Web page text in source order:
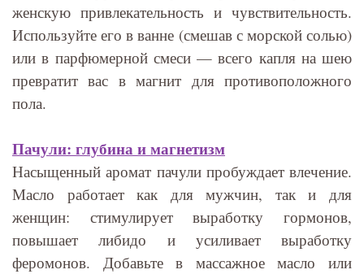
женскую привлекательность и чувствительность.
Используйте его в ванне (смешав с морской солью)
или в парфюмерной смеси — всего капля на шею
превратит вас в магнит для противоположного
пола.
Пачули: глубина и магнетизм
Насыщенный аромат пачули пробуждает влечение.
Масло работает как для мужчин, так и для
женщин: стимулирует выработку гормонов,
повышает либидо и усиливает выработку
феромонов. Добавьте в массажное масло или